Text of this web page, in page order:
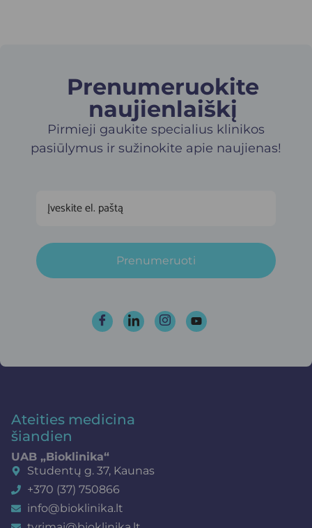
Prenumeruokite
naujienlaiškį​
Pirmieji gaukite specialius klinikos
pasiūlymus ir sužinokite apie naujienas!
Prenumeruoti
Ateities medicina
šiandien
UAB „Bioklinika“
Studentų g. 37, Kaunas
+370 (37) 750866
info@bioklinika.lt